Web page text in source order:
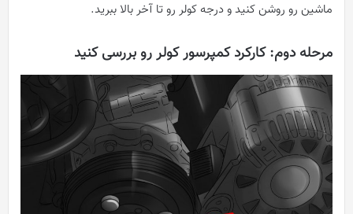
ماشین رو روشن کنید و درجه کولر رو تا آخر بالا ببرید.
مرحله دوم: کارکرد کمپرسور کولر رو بررسی کنید